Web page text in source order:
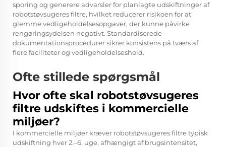
sporing og generere advarsler for planlagte udskiftninger af
robotstøvsugeres filtre, hvilket reducerer risikoen for at
glemme vedligeholdelsesopgaver, der kunne påvirke
rengøringsydelsen negativt. Standardiserede
dokumentationsprocedurer sikrer konsistens på tværs af
flere faciliteter og vedligeholdelseshold.
Ofte stillede spørgsmål
Hvor ofte skal robotstøvsugeres
filtre udskiftes i kommercielle
miljøer?
I kommercielle miljøer kræver robotstøvsugeres filtre typisk
udskiftning hver 2.–6. uge, afhængigt af brugsintensitet,